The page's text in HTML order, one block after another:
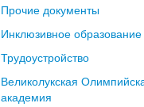
Прочие документы
Инклюзивное образование
Трудоустройство
Великолукская
академия